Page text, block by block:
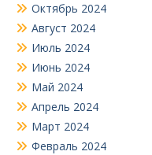
Октябрь 2024
Август 2024
Июль 2024
Июнь 2024
Май 2024
Апрель 2024
Март 2024
Февраль 2024